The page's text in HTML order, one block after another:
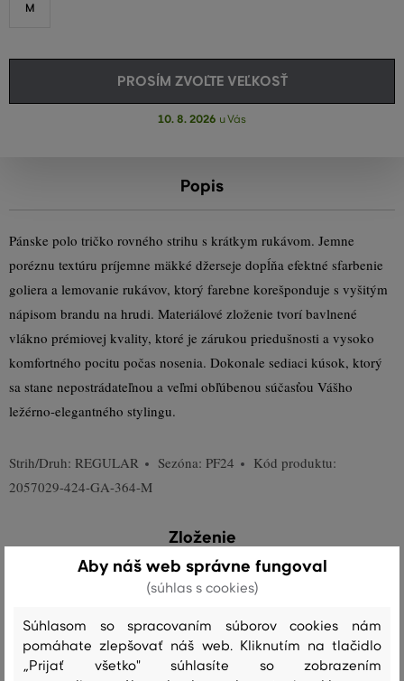
M
PROSÍM ZVOĽTE VEĽKOSŤ
10. 8. 2026 u Vás
Popis
Pánske polo tričko rovného strihu s krátkym rukávom. Jemne
poréznu textúru príjemne mäkké džerseje dopĺňa efektné sfarbenie
goliera a lemovanie rukávov, ktorý farebne korešponduje s vyšitým
nápisom brandu na hrudi. Materiálové zloženie tvorí bavlnené
vlákno prémiovej kvality, ktoré je zárukou priedušnosti a vysoko
komfortného pocitu počas nosenia. Dokonale sediaci kúsok, ktorý
sa stane nepostrádateľnou a veľmi obľúbenou súčasťou Vášho
ležérno-elegantného stylingu.
Strih/Druh: REGULAR Sezóna: PF24
Kód produktu:
2057029-424-GA-364-M
Zloženie
BAVLNA
100 %
Aby náš web správne fungoval
(súhlas s cookies)
Súhlasom so spracovaním súborov cookies nám
pomáhate zlepšovať náš web. Kliknutím na tlačidlo
„Prijať všetko" súhlasíte so zobrazením